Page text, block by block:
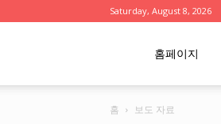
Saturday, August 8, 2026
산
홈페이지
홈 보도 자료